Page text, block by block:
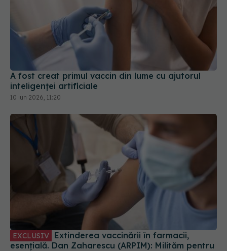
A fost creat primul vaccin din lume cu ajutorul
inteligenței artificiale
10 iun 2026, 11:20
Extinderea vaccinării în farmacii,
esențială. Dan Zaharescu (ARPIM): Milităm pentru
accesibilizarea vaccinurilor pentru toți cetățenii
României
11 noi 2024, 13:29